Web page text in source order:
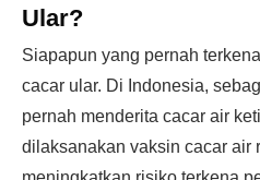
Ular?
Siapapun yang pernah
cacar ular. Di Indonesia,
pernah menderita cacar air
dilaksanakan vaksin cacar air